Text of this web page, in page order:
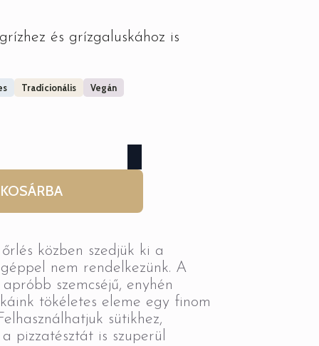
és grízgaluskához is
Tradícionális Vegán
KOSÁRBA
közben szedjük ki a
nem rendelkezünk. A
szemcséjű, enyhén
tökéletes eleme egy finom
sütikhez,
pizzatésztát is szuperül